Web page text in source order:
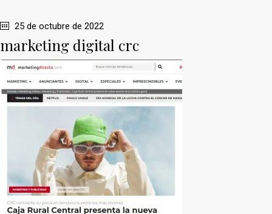
25 de octubre de 2022
marketing digital crc